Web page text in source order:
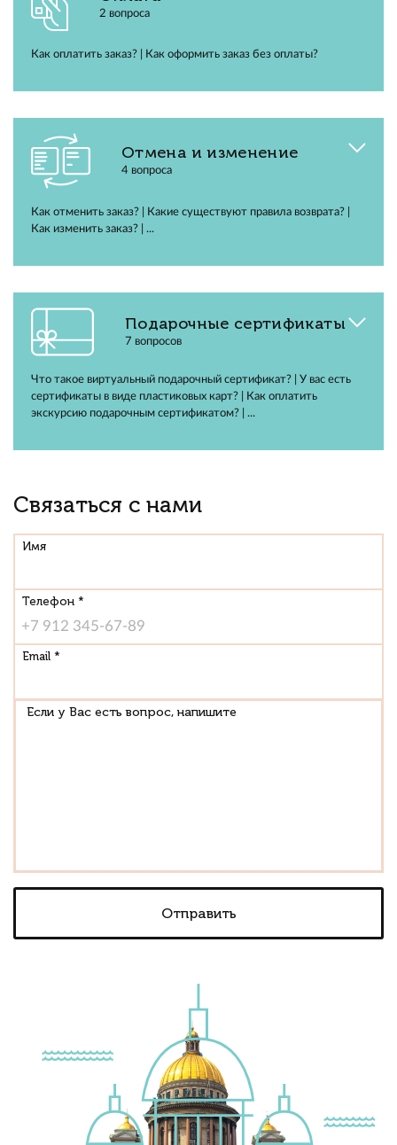
2 вопроса
Как оплатить заказ? | Как оформить заказ без оплаты?
Отмена и изменение
4 вопроса
Как отменить заказ? | Какие существуют правила возврата? |
Как изменить заказ? | ...
Подарочные сертификаты
7 вопросов
Что такое виртуальный подарочный сертификат? | У вас есть
сертификаты в виде пластиковых карт? | Как оплатить
экскурсию подарочным сертификатом? | ...
Связаться с нами
Имя
Телефон *
Email *
Если у Вас есть вопрос, напишите
Отправить